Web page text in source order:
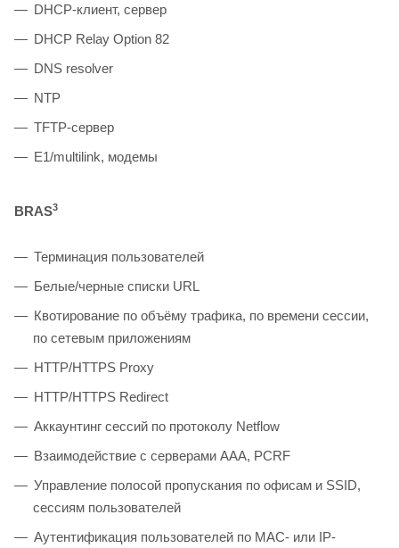
DHCP-клиент, сервер
DHCP Relay Option 82
DNS resolver
NTP
TFTP-сервер
E1/multilink, модемы
BRAS3
Терминация пользователей
Белые/черные списки URL
Квотирование по объёму трафика, по времени сессии,
по сетевым приложениям
HTTP/HTTPS Proxy
HTTP/HTTPS Redirect
Аккаунтинг сессий по протоколу Netflow
Взаимодействие с серверами ААА, PCRF
Управление полосой пропускания по офисам и SSID,
сессиям пользователей
Аутентификация пользователей по MAC- или IP-